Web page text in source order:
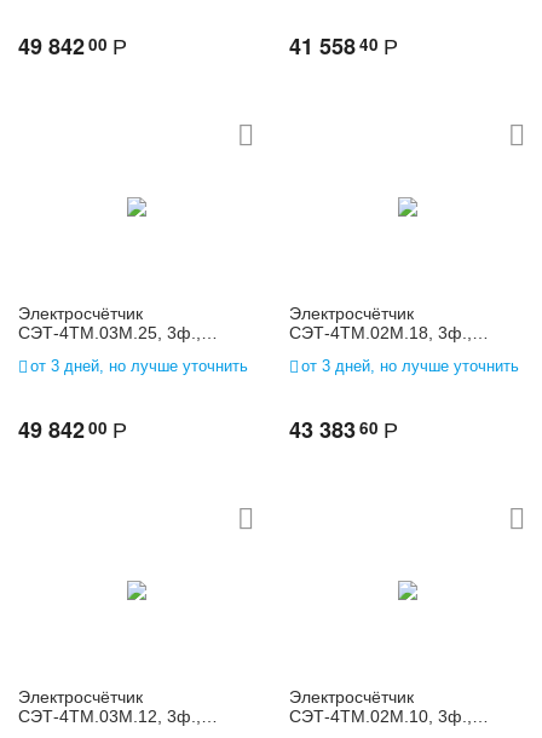
49 84200 Р 41 55840 Р
Электросчётчик
СЭТ-4ТМ.03М.25, 3ф.,
230)/(208-400), 1(2)
от 3 дней, но лучше уточнить
49 84200 Р
Электросчётчик
СЭТ-4ТМ.02М.18, 3ф.,
115)/(100-200), 1(2)
от 3 дней, но лучше уточнить
43 38360 Р
Электросчётчик
СЭТ-4ТМ.03М.12, 3ф.,
Электросчётчик
СЭТ-4ТМ.02М.10, 3ф.,